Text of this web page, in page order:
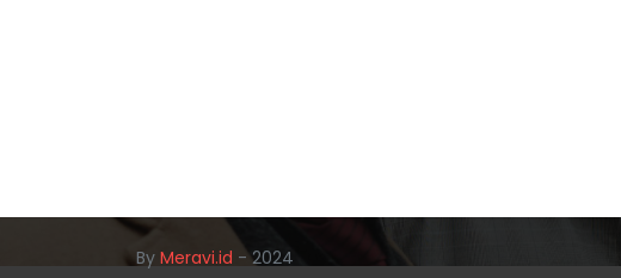
By Meravi.id - 2024